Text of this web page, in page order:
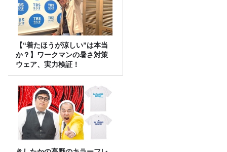
【“着たほうが涼しい”は本当
か？】ワークマンの暑さ対策
ウェア、実力検証！